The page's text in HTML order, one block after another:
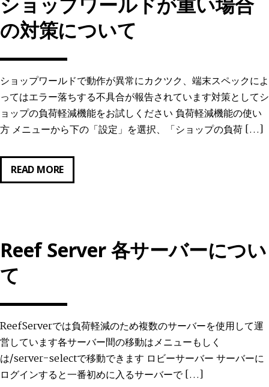
の対策について
ショップワールドで動作が異常にカクツク、端末スペックによ
ってはエラー落ちする不具合が報告されています対策としてシ
ョップの負荷軽減機能をお試しください 負荷軽減機能の使い
方 メニューから下の「設定」を選択、「ショップの負荷 […]
READ MOREシ
ョ
ー
い
場
合
の
Reef Server 各サーバーについ
て
ReefServerでは負荷軽減のため複数のサーバーを使用して運
営しています各サーバー間の移動はメニューもしく
は/server-selectで移動できます ロビーサーバー サーバーに
ログインすると一番初めに入るサーバーで […]